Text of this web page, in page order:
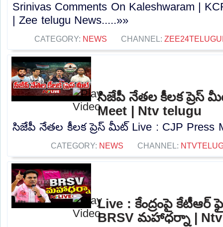
Srinivas Comments On Kaleshwaram |
| Zee telugu News.....»»
CATEGORY: NEWS CHANNEL:
సిజేపీ నేతల కీలక ప్రెస్
Meet | Ntv telugu
సిజేపీ నేతల కీలక ప్రెస్ మీట్ Live : CJP Press
CATEGORY: NEWS CHANNEL:
Live : కేంద్రంపై కేటీఆర్
BRSV మహాధర్నా |